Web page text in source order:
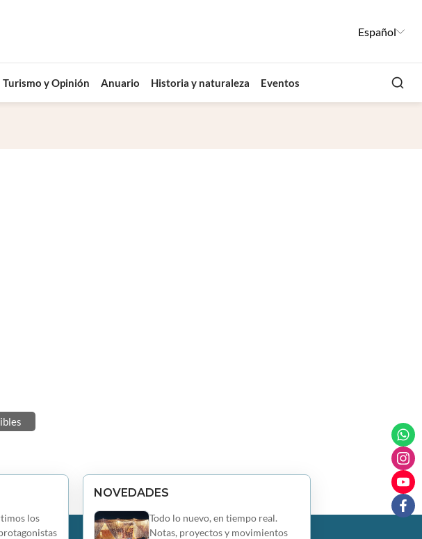
Español
Turismo y Opinión Anuario Historia y naturaleza Eventos Buscar
los
NOVEDADES
Todo lo nuevo, en tiempo real.
Notas, proyectos y movimientos